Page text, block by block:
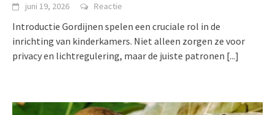
juni 19, 2026 Reactie
Introductie Gordijnen spelen een cruciale rol in de
inrichting van kinderkamers. Niet alleen zorgen ze voor
privacy en lichtregulering, maar de juiste patronen [...]